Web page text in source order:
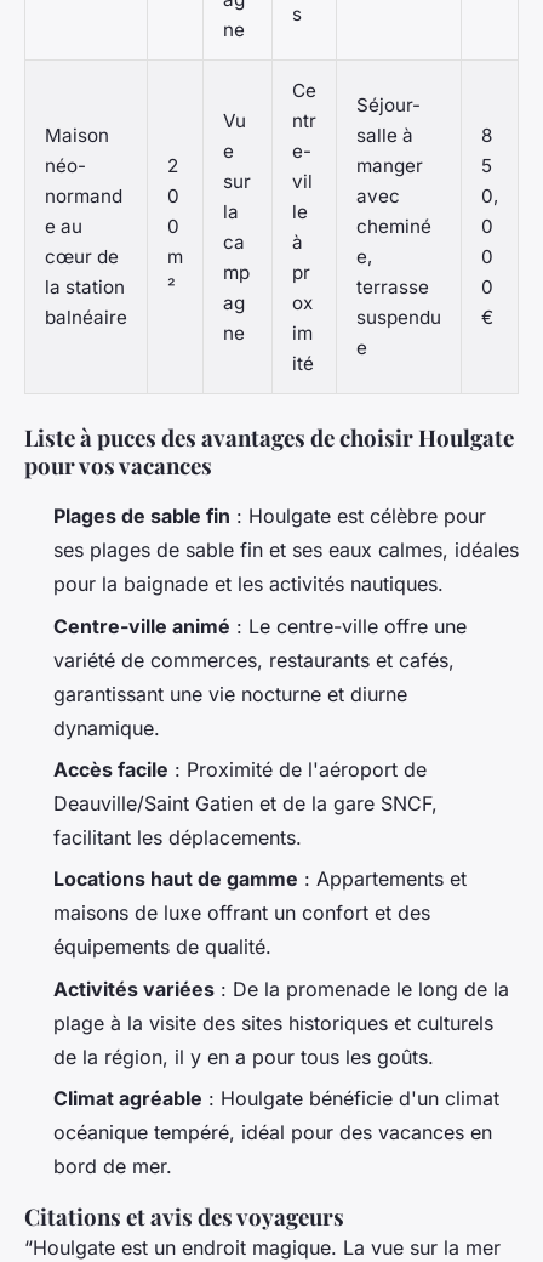
ne
s
Maison
néo-
normand
e au
cœur de
la station
balnéaire
2
0
0
m
²
Vu
e
sur
la
ca
mp
ag
ne
Ce
ntr
e-
vil
le
à
pr
ox
im
ité
Séjour-
salle à
manger
avec
cheminé
e,
terrasse
suspendu
e
8
5
0,
0
0
0
€
Liste à puces des avantages de choisir Houlgate
pour vos vacances
Plages de sable fin : Houlgate est célèbre pour
ses plages de sable fin et ses eaux calmes, idéales
pour la baignade et les activités nautiques.
Centre-ville animé : Le centre-ville offre une
variété de commerces, restaurants et cafés,
garantissant une vie nocturne et diurne
dynamique.
Accès facile : Proximité de l'aéroport de
Deauville/Saint Gatien et de la gare SNCF,
facilitant les déplacements.
Locations haut de gamme : Appartements et
maisons de luxe offrant un confort et des
équipements de qualité.
Activités variées : De la promenade le long de la
plage à la visite des sites historiques et culturels
de la région, il y en a pour tous les goûts.
Climat agréable : Houlgate bénéficie d'un climat
océanique tempéré, idéal pour des vacances en
bord de mer.
Citations et avis des voyageurs
“Houlgate est un endroit magique. La vue sur la mer